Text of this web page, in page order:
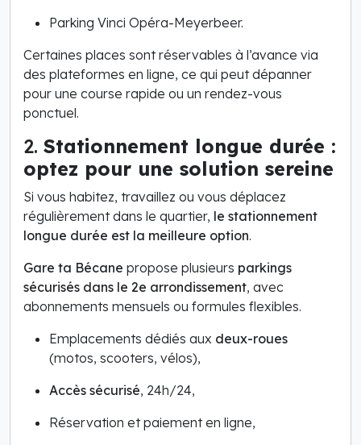
Parking Vinci Opéra-Meyerbeer.
Certaines places sont réservables à l’avance via
des plateformes en ligne, ce qui peut dépanner
pour une course rapide ou un rendez-vous
ponctuel.
2. Stationnement longue durée :
optez pour une solution sereine
Si vous habitez, travaillez ou vous déplacez
régulièrement dans le quartier, le stationnement
longue durée est la meilleure option.
Gare ta Bécane propose plusieurs parkings
sécurisés dans le 2e arrondissement, avec
abonnements mensuels ou formules flexibles.
Emplacements dédiés aux deux-roues
(motos, scooters, vélos),
Accès sécurisé, 24h/24,
Réservation et paiement en ligne,